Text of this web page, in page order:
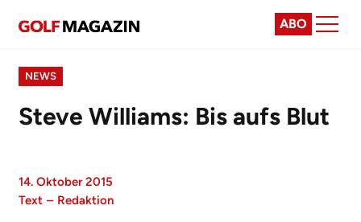
ABO
NEWS
Steve Williams: Bis aufs Blut
14. Oktober 2015
Text – Redaktion